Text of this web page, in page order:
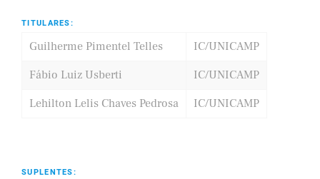
TITULARES:
Guilherme Pimentel Telles
IC/UNICAMP
Fábio Luiz Usberti
IC/UNICAMP
Lehilton Lelis Chaves Pedrosa
IC/UNICAMP
SUPLENTES: